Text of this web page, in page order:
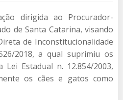
dirigida ao Procurador-
de Santa Catarina, visando
de Inconstitucionalidade
2018, a qual suprimiu os
Estadual n. 12.854/2003,
os cães e gatos como